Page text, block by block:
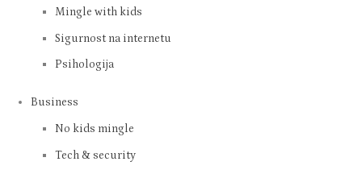
Mingle with kids
Sigurnost na internetu
Psihologija
Business
No kids mingle
Tech & security